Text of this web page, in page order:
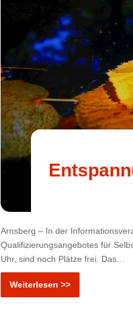
Arnsberg – In der
Qualifizierungsangebotes für
Uhr, sind noch Plätze frei. Das…
Weiterlesen >>